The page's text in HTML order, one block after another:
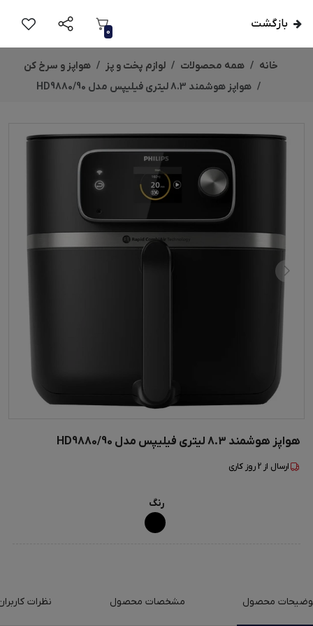
بازگشت
0
خانه همه محصولات لوازم پخت و پز
هواپز و سرخ کن
هواپز هوشمند 8.3 لیتری فیلیپس مدل HD9880/90
هواپز هوشمند 8.3 لیتری فیلیپس مدل HD9880/90
ارسال از 2روز کاری
رنگ
محصول مشخصات محصول نظرات